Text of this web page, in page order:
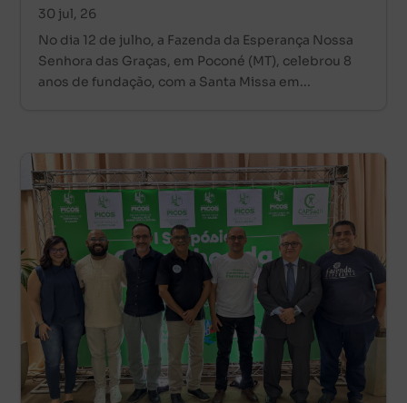
30 jul, 26
No dia 12 de julho, a Fazenda da Esperança Nossa
Senhora das Graças, em Poconé (MT), celebrou 8
anos de fundação, com a Santa Missa em...